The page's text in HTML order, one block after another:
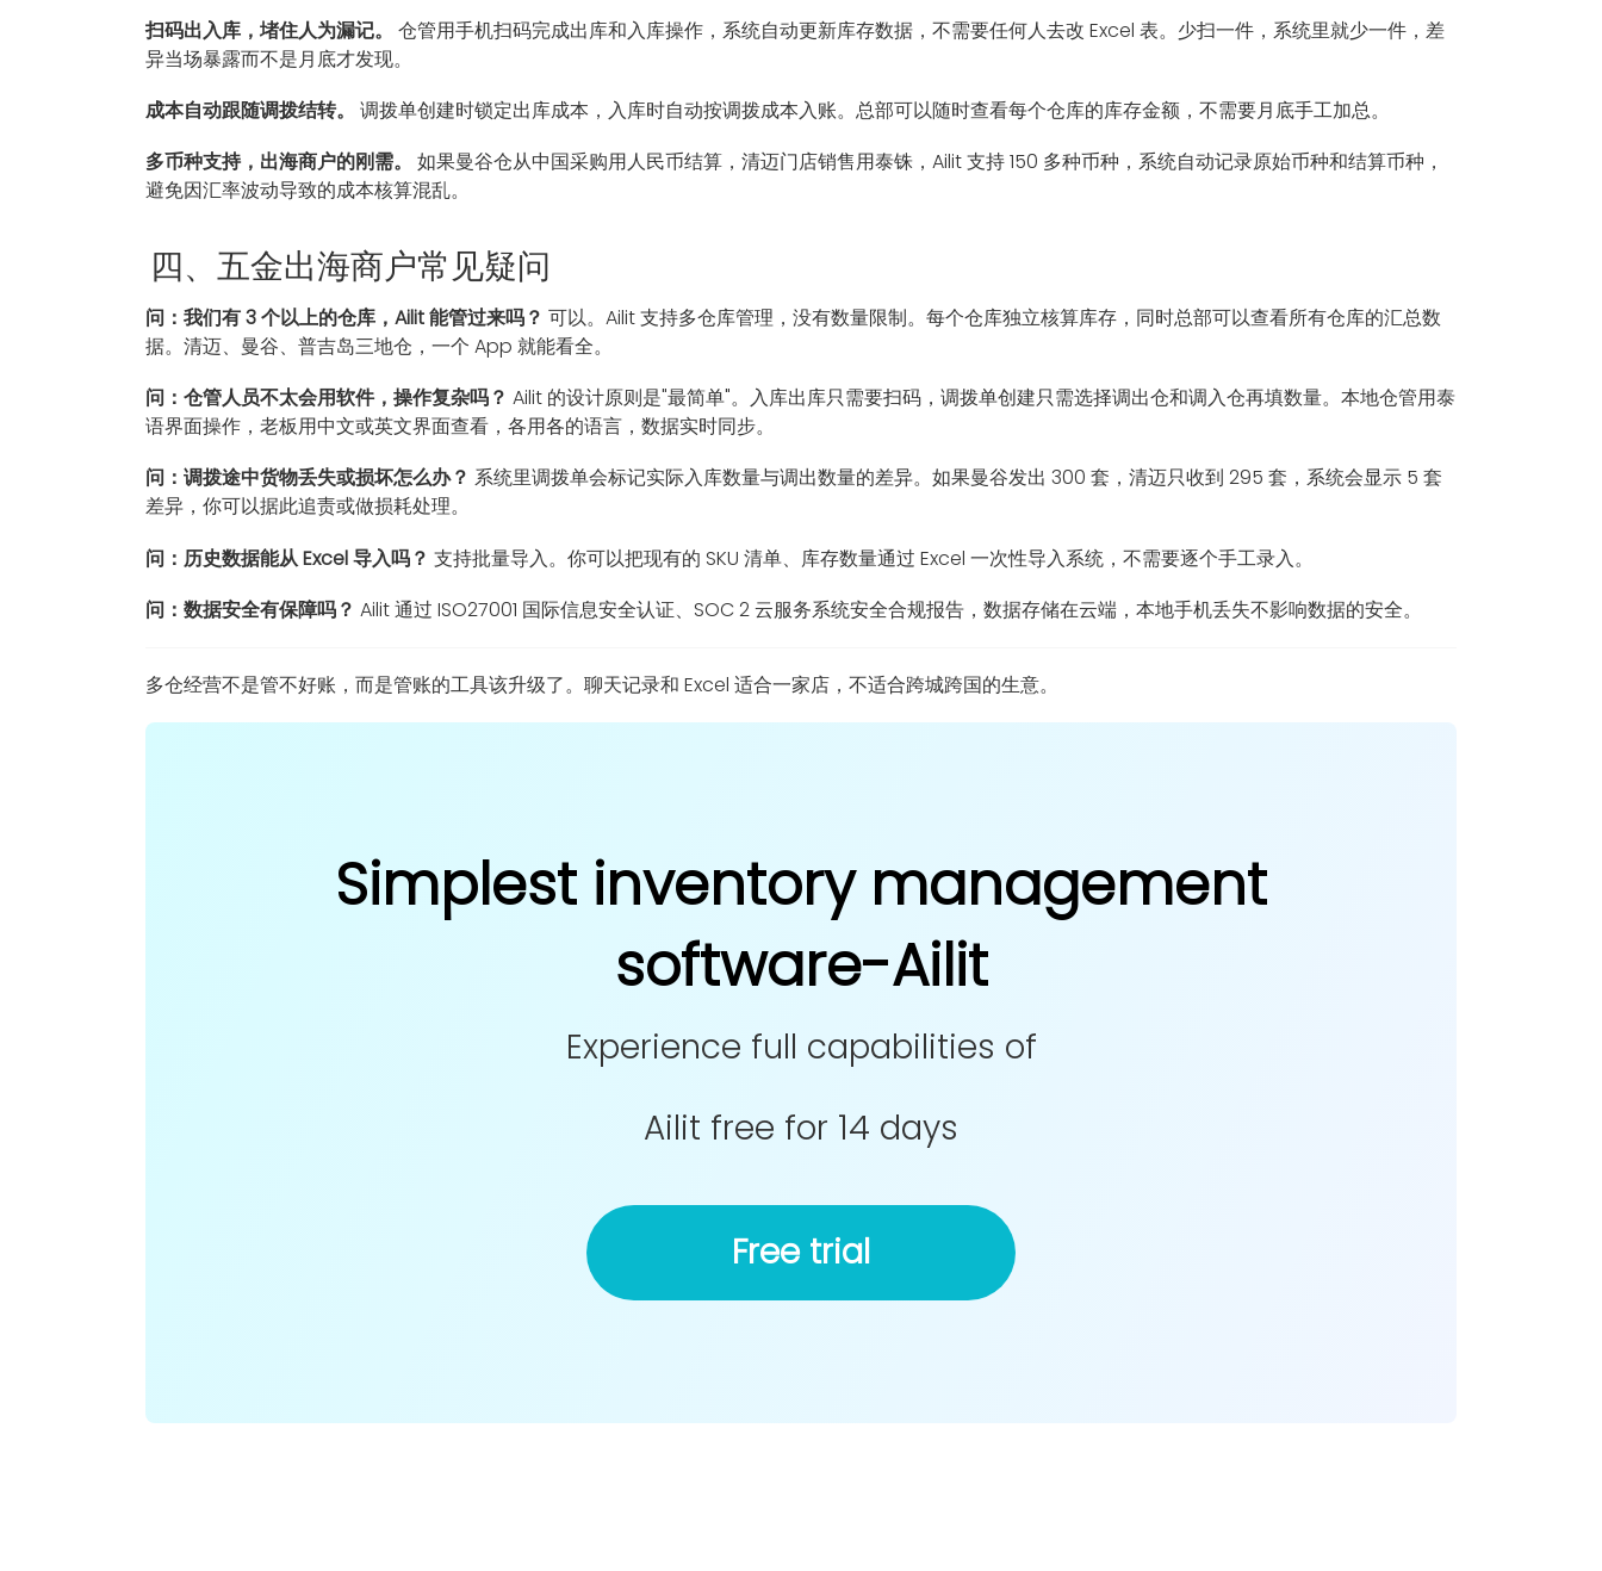
扫码出入库，堵住人为漏记。
仓管用手机扫码完成出库和入库操作，系统自动更新库存数据，不需要任何人去改 Excel 表。少扫一件，系统里就少一件，差
异当场暴露而不是月底才发现。
成本自动跟随调拨结转。
调拨单创建时锁定出库成本，入库时自动按调拨成本入账。总部可以随时查看每个仓库的库存金额，不需要月底手工加总。
多币种支持，出海商户的刚需。
如果曼谷仓从中国采购用人民币结算，清迈门店销售用泰铢，Ailit 支持 150 多种币种，系统自动记录原始币种和结算币种，
避免因汇率波动导致的成本核算混乱。
四、五金出海商户常见疑问
问：我们有 3 个以上的仓库，Ailit 能管过来吗？ 可以。Ailit 支持多仓库管理，没有数量限制。每个仓库独立核算库存，同时总部可以查看所有仓库的汇总数
据。清迈、曼谷、普吉岛三地仓，一个 App 就能看全。
问：仓管人员不太会用软件，操作复杂吗？ Ailit 的设计原则是"最简单"。入库出库只需要扫码，调拨单创建只需选择调出仓和调入仓再填数量。本地仓管用泰
语界面操作，老板用中文或英文界面查看，各用各的语言，数据实时同步。
问：调拨途中货物丢失或损坏怎么办？ 系统里调拨单会标记实际入库数量与调出数量的差异。如果曼谷发出 300 套，清迈只收到 295 套，系统会显示 5 套
差异，你可以据此追责或做损耗处理。
问：历史数据能从 Excel 导入吗？ 支持批量导入。你可以把现有的 SKU 清单、库存数量通过 Excel 一次性导入系统，不需要逐个手工录入。
问：数据安全有保障吗？ Ailit 通过 ISO27001 国际信息安全认证、SOC 2 云服务系统安全合规报告，数据存储在云端，本地手机丢失不影响数据的安全。
多仓经营不是管不好账，而是管账的工具该升级了。聊天记录和 Excel 适合一家店，不适合跨城跨国的生意。
Simplest inventory management
software-Ailit
Experience full capabilities of
Ailit free for 14 days
Free trial